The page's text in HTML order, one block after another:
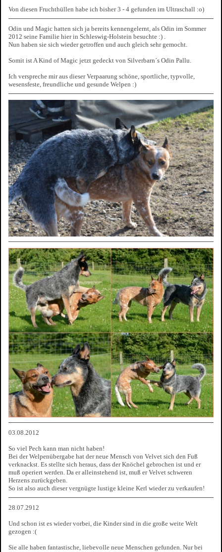
Von diesen Fruchthüllen habe ich bisher 3 - 4 gefunden im Ultraschall :o)
Odin und Magic hatten sich ja bereits kennengelernt, als Odin im Sommer
2012 seine Familie hier in Schleswig-Holstein besuchte :) .
Nun haben sie sich wieder getroffen und auch gleich sehr gemocht.
Somit ist A Kind of Magic jetzt gedeckt von Silverbarn´s Odin Pallu.
Ich verspreche mir aus dieser Verpaarung schöne, sportliche, typvolle,
wesensfeste, freundliche und gesunde Welpen :)
03.08.2012
So viel Pech kann man nicht haben!
Bei der Welpenübergabe hat der neue Mensch von Velvet sich den Fuß
verknackst. Es stellte sich heraus, dass der Knöchel gebrochen ist und er
muß operiert werden. Da er alleinstehend ist, muß er Velvet schweren
Herzens zurückgeben.
So ist also auch dieser vergnügte lustige kleine Kerl wieder zu verkaufen!
28.07.2912
Und schon ist es wieder vorbei, die Kinder sind in die große weite Welt
gezogen :(
Sie alle haben fantastische, liebevolle neue Menschen gefunden. Nur bei